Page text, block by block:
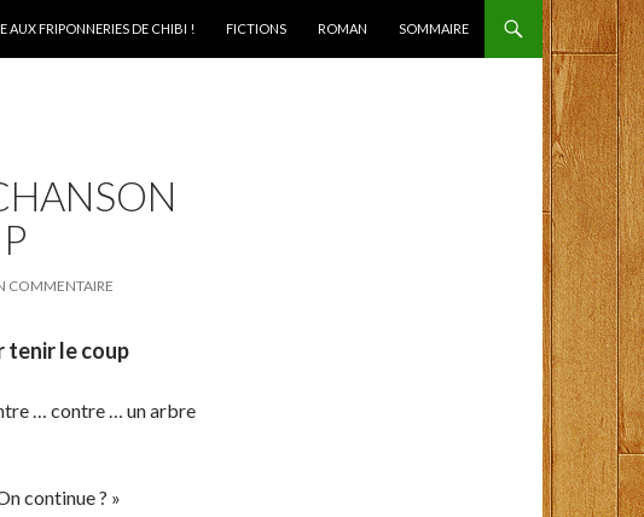
AUX FRIPONNERIES DE CHIBI !
FICTIONS ROMAN SOMMAIRE
COMMENTAIRE
tenir le coup
… contre … un arbre
continue ? »